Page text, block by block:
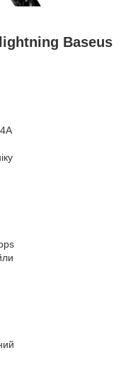
Baseus